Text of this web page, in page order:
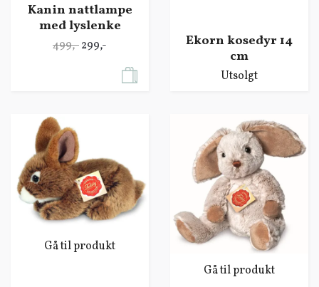
Kanin nattlampe
med lyslenke
499,-299,-
Ekorn kosedyr 14
cm
Utsolgt
Gå til produkt
Gå til produkt